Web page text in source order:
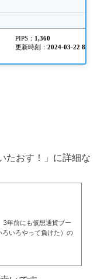
たおす！ 」に詳細な
年前にも仮想通貨ブー
いろやって負けた）の